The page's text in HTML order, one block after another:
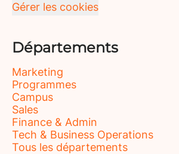
Gérer les cookies
Départements
Marketing
Programmes
Campus
Sales
Finance & Admin
Tech & Business Operations
Tous les départements